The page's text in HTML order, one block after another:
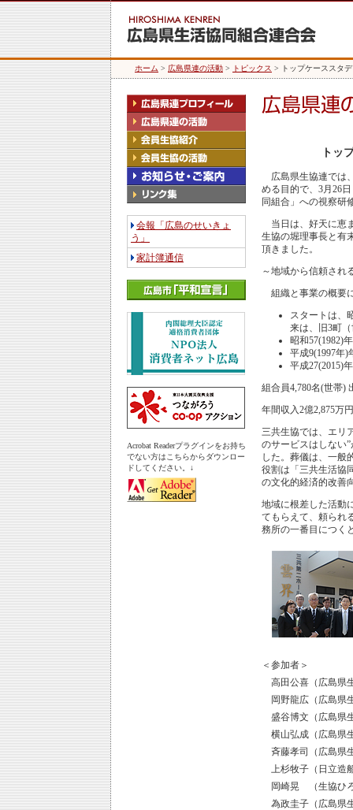
ホーム > 広島県連の活動 > トピックス > トップケーススタ
会報「広島のせいきょ
う」
家計簿通信
Acrobat Readerプラグインをお持ち
でない方はこちらからダウンロー
ドしてください。↓
トッ
広島県生協連では
める目的で、3月26
同組合」への視察研
当日は、好天に恵
生協の堀理事長と有
頂きました。
～地域から信頼され
組織と事業の概要
スタートは、
来は、旧3町
昭和57(1982)
平成9(1997年)
平成27(2015)
組合員4,780名(世帯)
年間収入2億2,875万
三共生協では、エリ
のサービスはしない
した。葬儀は、一般
役割は「三共生活協
の文化的経済的改善
地域に根差した活動
てもらえて、頼られ
務所の一番目につく
＜参加者＞
高田公喜（広島県
岡野龍広（広島県
盛谷博文（広島県
横山弘成（広島県
斉藤孝司（広島県
上杉牧子（日立造
岡崎晃 （生協ひ
為政圭子（広島県